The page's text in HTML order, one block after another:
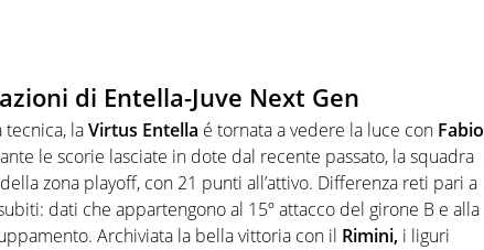
di Entella-Juve Next Gen
laVirtus Entella é tornata a vedere la luce con Fabio
le scorie lasciate in dote dal recente passato, la squadra
zona playoff, con 21 punti all’attivo. Differenza reti pari a
dati che appartengono al 15º attacco del girone B e alla
Archiviata la bella vittoria con il Rimini, i liguri